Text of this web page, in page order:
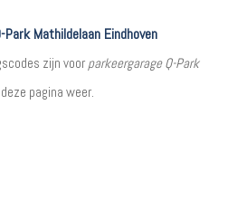
Mathildelaan Eindhoven
zijn voor parkeergarage Q-Park
pagina weer.